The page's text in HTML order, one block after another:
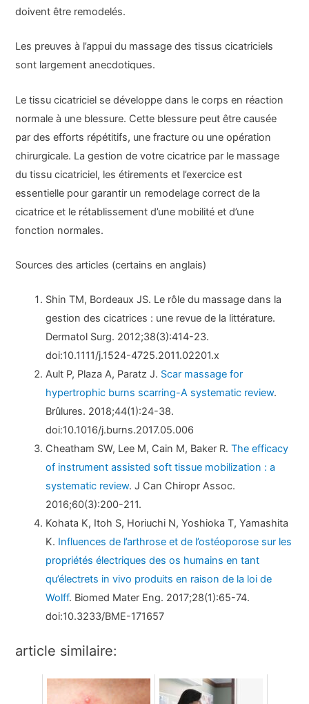
doivent être remodelés.
Les preuves à l’appui du massage des tissus cicatriciels
sont largement anecdotiques.
Le tissu cicatriciel se développe dans le corps en réaction
normale à une blessure. Cette blessure peut être causée
par des efforts répétitifs, une fracture ou une opération
chirurgicale. La gestion de votre cicatrice par le massage
du tissu cicatriciel, les étirements et l’exercice est
essentielle pour garantir un remodelage correct de la
cicatrice et le rétablissement d’une mobilité et d’une
fonction normales.
Sources des articles (certains en anglais)
Shin TM, Bordeaux JS. Le rôle du massage dans la
gestion des cicatrices : une revue de la littérature.
Dermatol Surg. 2012;38(3):414-23.
doi:10.1111/j.1524-4725.2011.02201.x
Ault P, Plaza A, Paratz J. Scar massage for
hypertrophic burns scarring-A systematic review.
Brûlures. 2018;44(1):24-38.
doi:10.1016/j.burns.2017.05.006
Cheatham SW, Lee M, Cain M, Baker R.The efficacy
of instrument assisted soft tissue mobilization : a
systematic review. J Can Chiropr Assoc.
2016;60(3):200-211.
Kohata K, Itoh S, Horiuchi N, Yoshioka T, Yamashita
K. Influences de l’arthrose et de l’ostéoporose sur les
propriétés électriques des os humains en tant
qu’électrets in vivo produits en raison de la loi de
Wolff. Biomed Mater Eng. 2017;28(1):65-74.
doi:10.3233/BME-171657
article similaire: